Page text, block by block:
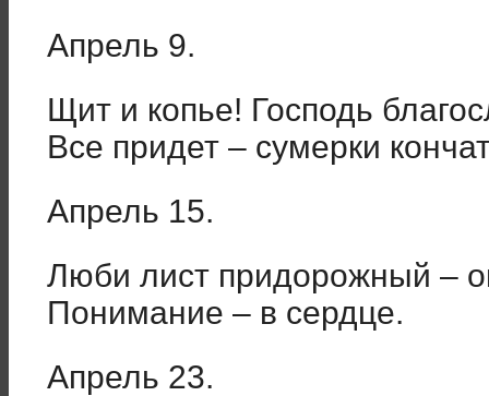
Апрель 9.
Щит и копье! Господь
Все придет – сумерки
Апрель 15.
Люби лист придорожный –
Понимание – в сердце.
Апрель 23.